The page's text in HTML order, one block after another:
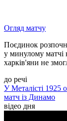
Огляд матчу
Поєдинок
у минулому матчі
харків'яни не
до речі
У Металісті 1925
матч із Динамо
відео дня